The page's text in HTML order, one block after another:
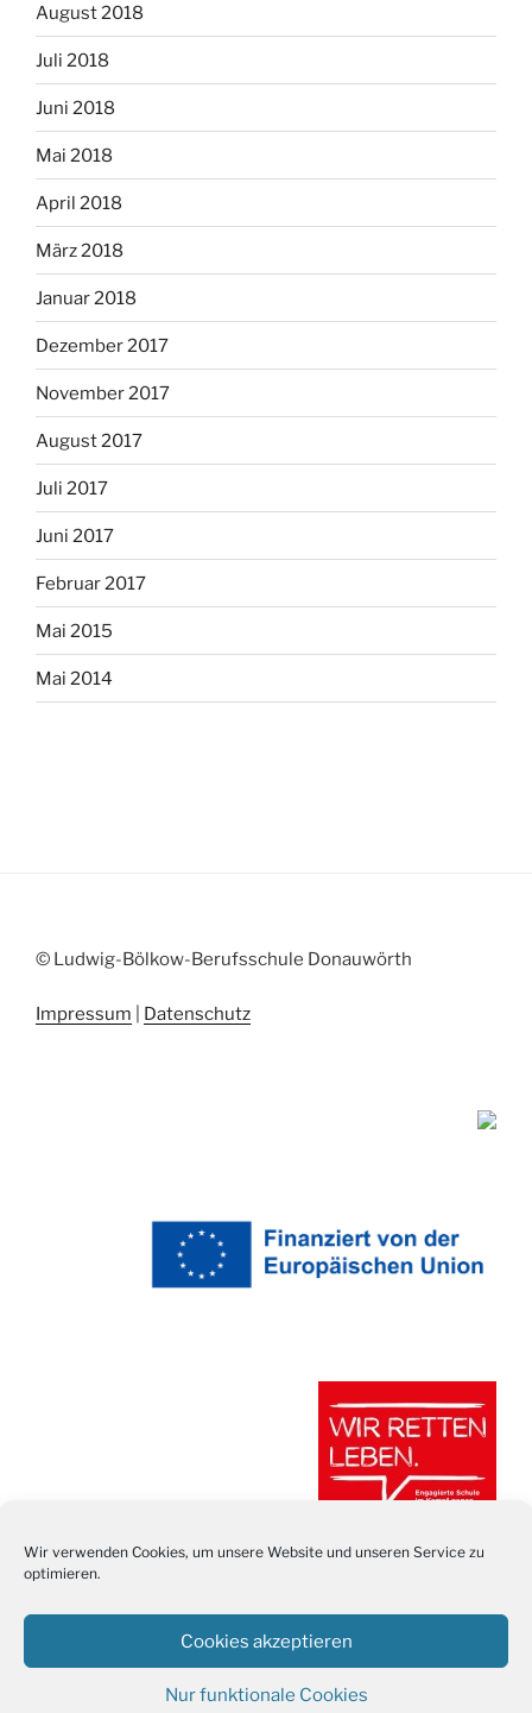
Wir verwenden Cookies, um unsere Website und unseren Service zu
optimieren.
Cookies akzeptieren
Nur funktionale Cookies
August 2018
Juli 2018
Juni 2018
Mai 2018
April 2018
März 2018
Januar 2018
Dezember 2017
November 2017
August 2017
Juli 2017
Juni 2017
Februar 2017
Mai 2015
Mai 2014
© Ludwig-Bölkow-Berufsschule Donauwörth
Impressum Datenschutz
Stolz präsentiert von WordPress